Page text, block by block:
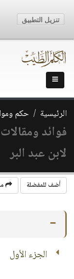
الرئيسية حكم
فوائد
لابن عبد البر
أضف للمفضلة
الجزء الأول
تنزيل التطبيق